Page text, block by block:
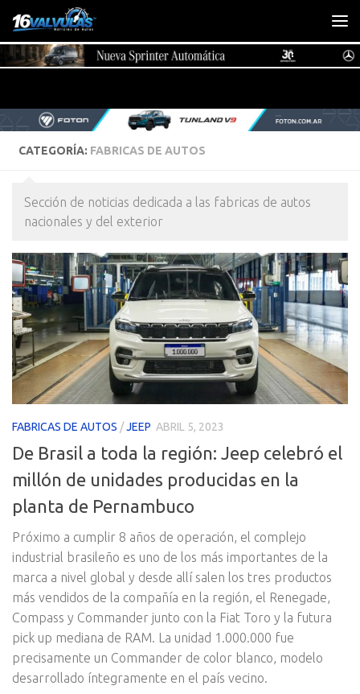
Saltar al contenido
CATEGORÍA: FABRICAS DE AUTOS
Sección de noticias dedicada a las fabricas de autos
nacionales y del exterior
FABRICAS DE AUTOS /JEEP ABRIL 5, 2023
De Brasil a toda la región: Jeep celebró el
millón de unidades producidas en la
planta de Pernambuco
Próximo a cumplir 8 años de operación, el complejo
industrial brasileño es uno de los más importantes de la
marca a nivel global y desde allí salen los tres productos
más vendidos de la compañía en la región, el Renegade,
Compass y Commander junto con la Fiat Toro y la futura
pick up mediana de RAM. La unidad 1.000.000 fue
precisamente un Commander de color blanco, modelo
desarrollado íntegramente en el país vecino.